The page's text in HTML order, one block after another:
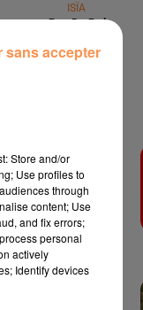
ISÏA
Pas De Roi
1
TEDDY SWIMS
Store and/or
Use profiles to
through
content; Use
and fix errors;
personal
actively
Identify devices
sans accepter